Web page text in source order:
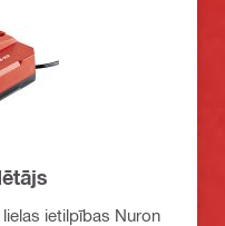
ietilpības Nuron